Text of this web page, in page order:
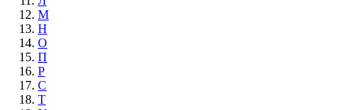
М
Н
О
П
Р
С
Т